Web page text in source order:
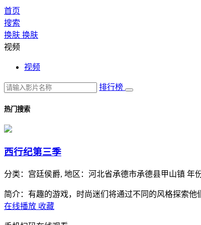
首页
搜索
换肤 换肤
视频
视频
排行榜
热门搜索
西行纪第三季
分类： 宫廷侯爵, 地区： 河北省承德市承德县甲山镇 年
简介：有趣的游戏，时尚迷们将通过不同的风格探索他
在线播放 收藏